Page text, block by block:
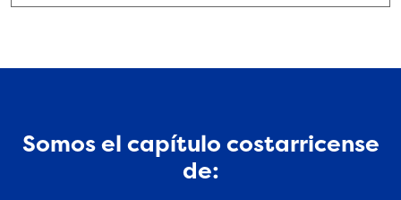
Somos el capítulo costarricense
de: